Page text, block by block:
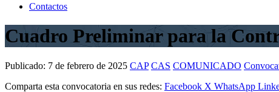
Contactos
Cuadro Preliminar para la
Publicado: 7 de febrero de 2025 CAP CAS COMUNICADO
Comparta esta convocatoria en sus redes: Facebook X WhatsApp